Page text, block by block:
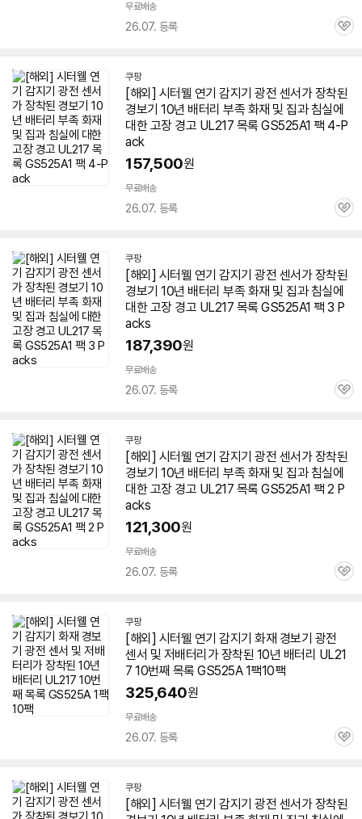
무료배송
26.07. 등록
관
쿠팡
[해외] 시터웰 연기 감지기 광전 센서가 장착된
경보기 10년 배터리 부족 화재 및 집과 침실에
대한 고장 경고 UL217 목록 GS525A1 팩 4-P
ack
157,500원
무료배송
26.07. 등록
관
쿠팡
[해외] 시터웰 연기 감지기 광전 센서가 장착된
경보기 10년 배터리 부족 화재 및 집과 침실에
대한 고장 경고 UL217 목록 GS525A1 팩 3 P
acks
187,390원
무료배송
26.07. 등록
관
쿠팡
[해외] 시터웰 연기 감지기 광전 센서가 장착된
경보기 10년 배터리 부족 화재 및 집과 침실에
대한 고장 경고 UL217 목록 GS525A1 팩 2 P
acks
121,300원
무료배송
26.07. 등록
관
쿠팡
[해외] 시터웰 연기 감지기 화재 경보기 광전
센서 및 저배터리가 장착된 10년 배터리 UL21
7 10번째 목록 GS525A 1팩10팩
325,640원
무료배송
26.07. 등록
관
쿠팡
[해외] 시터웰 연기 감지기 광전 센서가 장착된